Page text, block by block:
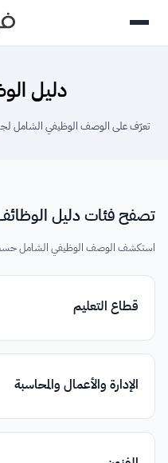
دليل
تعرّف على الوصف الوظيفي الشامل لجميع
تصفح فئات دليل
استكشف الوصف الوظيفي الشامل حسب
قطاع التعليم
الإدارة والأعمال والمحاسبة